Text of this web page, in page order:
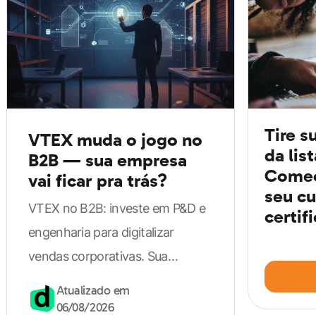
entender como funcionam as rotinas
administrativase, a partir disso, manter a organização
e a distribuição das tarefas a fim de atingir as
expectativas tanto da empresa quanto das equipes.
Logo, a organização no home office pode ser
melhorada com um bomplanejamento, disciplina e
comprometimento. Pra isso, é necessário reservar
tempo pra planejar as atividades propostas pro dia
seguinte.
2. Estabeleça limites pra amigos e
familiares
VTEX muda o jogo no
B2B — sua empresa
vai ficar pra trás?
VTEX no B2B: investe em P&D e
engenharia para digitalizar
vendas corporativas. Sua
competitiva.
Atualizado em
06/08/2026
Tire
da
seu